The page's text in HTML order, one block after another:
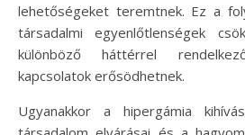
lehetőségeket teremtnek. Ez a
társadalmi egyenlőtlenségek
különböző háttérrel
kapcsolatok erősödhetnek.
Ugyanakkor a hipergámia